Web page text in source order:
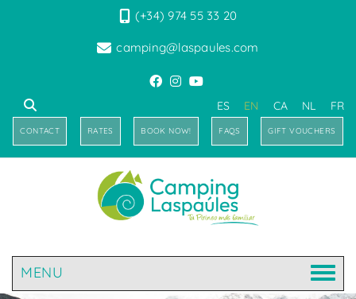
(+34) 974 55 33 20
camping@laspaules.com
ES EN CA NL FR
CONTACT RATES BOOK NOW! FAQS GIFT VOUCHERS
MENU